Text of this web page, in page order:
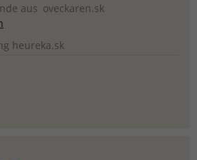
aus oveckaren.sk
heureka.sk